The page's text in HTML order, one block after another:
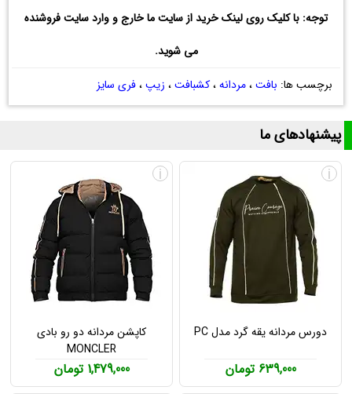
توجه: با کلیک روی لینک خرید از سایت ما خارج و وارد سایت فروشنده
می شوید.
برچسب ها: بافت،مردانه،کشبافت، زیپ،فری سایز
پیشنهادهای ما
دورس مردانه یقه گرد مدل PC
639,000 تومان
i
کاپشن مردانه دو رو بادی
MONCLER
1,479,000 تومان
i